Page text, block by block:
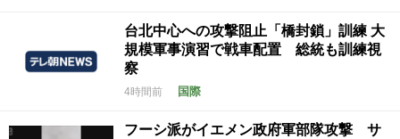
台北中心への攻撃阻止「橋封鎖」訓練 大
規模軍事演習で戦車配置 総統も訓練視
察
4時間前 国際
フーシ派がイエメン政府軍部隊攻撃 サ